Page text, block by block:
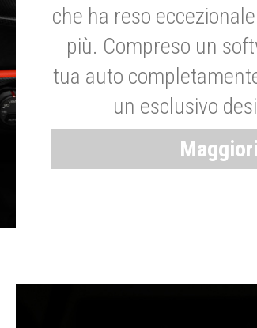
che ha reso
più. Compreso un
tua auto
un esclusivo